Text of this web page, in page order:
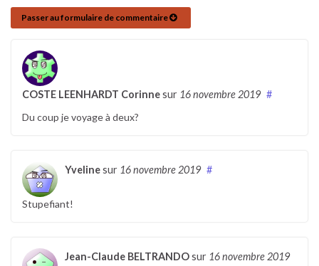
Passer au formulaire de commentaire
COSTE LEENHARDT Corinnesur 16 novembre 2019 #
Du coup je voyage à deux?
Yvelinesur 16 novembre 2019 #
Stupefiant!
Jean-Claude BELTRANDOsur 16 novembre 2019